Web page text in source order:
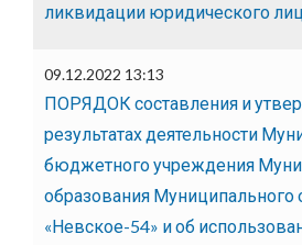
ликвидации юридического
09.12.2022 13:13
ПОРЯДОК составления и
результатах деятельности
бюджетного учреждения
образования Муниципального
«Невское-54» и об